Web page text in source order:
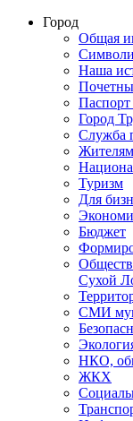
Город
Общая
Наша
Город
Служба
Жителям
Туризм
Для
Бюджет
Сухой
СМИ
НКО,
ЖКХ